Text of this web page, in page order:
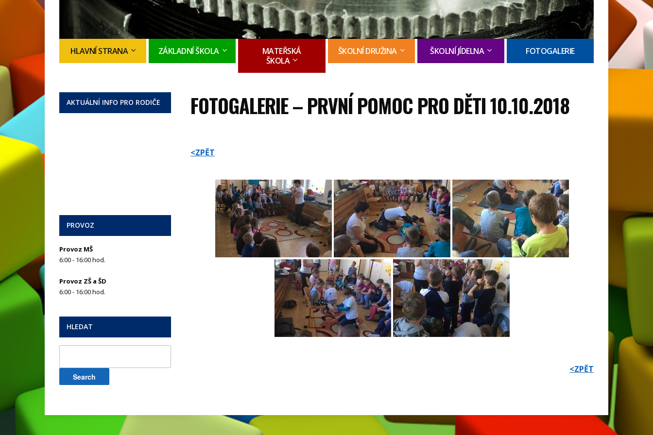
HLAVNÍ STRANA ZÁKLADNÍ ŠKOLA
MATEŘSKÁ
ŠKOLA
ŠKOLNÍ DRUŽINA ŠKOLNÍ JÍDELNA FOTOGALERIE
AKTUÁLNÍ INFO PRO RODIČE
PROVOZ
Provoz MŠ
6:00 - 16:00 hod.
Provoz ZŠ a ŠD
6:00 - 16:00 hod.
HLEDAT
FOTOGALERIE – PRVNÍ POMOC PRO DĚTI 10.10.2018
<ZPĚT
<ZPĚT